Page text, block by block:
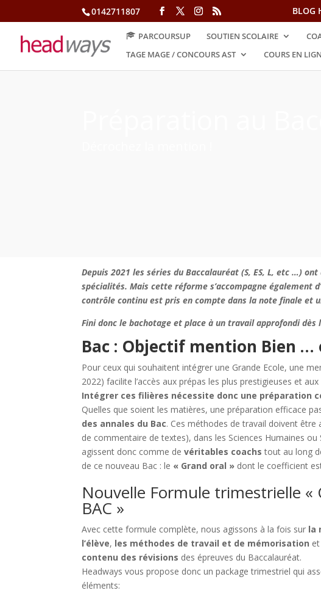
0142711807 BLOG
PARCOURSUP SOUTIEN SCOLAIRE
TAGE MAGE / CONCOURS AST
COURS EN
Depuis 2021 les séries du Baccalauréat (S, ES, L, etc …)
spécialités. Mais cette réforme s’accompagne également
contrôle continu est pris en compte dans la note finale et
Fini donc le bachotage et place à un travail approfondi
Bac : Objectif mention Bien …
Pour ceux qui souhaitent intégrer une Grande Ecole, une
2022) facilite l’accès aux prépas les plus prestigieuses et
Intégrer ces filières nécessite donc une préparation
Quelles que soient les matières, une préparation efficace
des annales du Bac. Ces méthodes de travail doivent être
de commentaire de textes), dans les Sciences Humaines
agissent donc comme devéritables coachs tout au long
de ce nouveau Bac : le « Grand oral » dont le coefficient
Nouvelle Formule trimestrielle «
BAC »
Avec cette formule complète, nous agissons à la fois sur la
l’élève, les méthodes de travail et de mémorisation
contenu des révisions des épreuves du Baccalauréat.
Headways vous propose donc un package trimestriel qui
éléments: